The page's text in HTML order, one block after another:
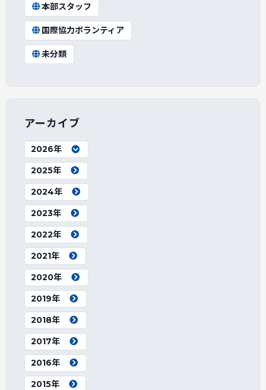
本部スタッフ
国際協力ボランティア
未分類
アーカイブ
2026年
2025年
2024年
2023年
2022年
2021年
2020年
2019年
2018年
2017年
2016年
2015年